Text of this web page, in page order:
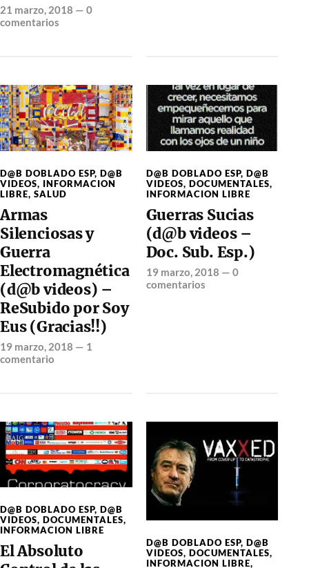
21 marzo, 2018 — 0
comentarios
D@B DOBLADO ESP, D@B
VIDEOS, INFORMACION
LIBRE, SALUD
Armas
Silenciosas y
Guerra
Electromagnética
(d@b videos) –
ReSubido por Soy
Eus (Gracias!!)
19 marzo, 2018 — 1
comentario
D@B DOBLADO ESP, D@B
VIDEOS, DOCUMENTALES,
INFORMACION LIBRE
Guerras Sucias
(d@b videos –
Doc. Sub. Esp.)
19 marzo, 2018 — 0
comentarios
D@B DOBLADO ESP, D@B
VIDEOS, DOCUMENTALES,
INFORMACION LIBRE
El Absoluto
D@B DOBLADO ESP, D@B
VIDEOS, DOCUMENTALES,
INFORMACION LIBRE,